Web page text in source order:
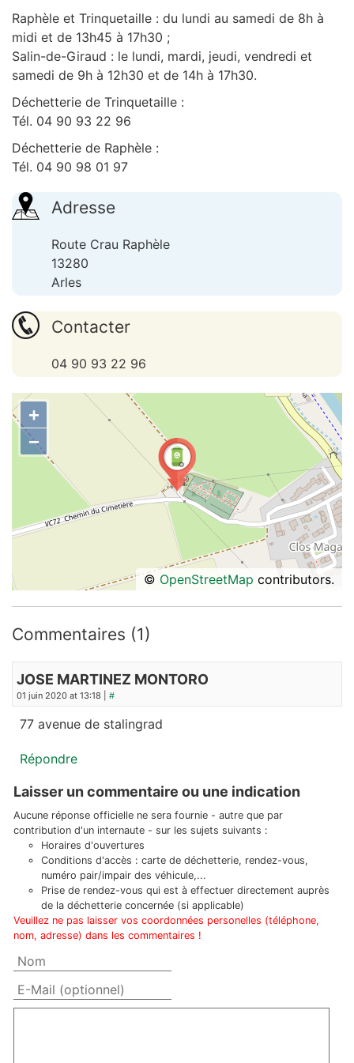
Raphèle et Trinquetaille : du lundi au samedi de 8h à
midi et de 13h45 à 17h30 ;
Salin-de-Giraud : le lundi, mardi, jeudi, vendredi et
samedi de 9h à 12h30 et de 14h à 17h30.
Déchetterie de Trinquetaille :
Tél. 04 90 93 22 96
Déchetterie de Raphèle :
Tél. 04 90 98 01 97
Adresse
Route Crau Raphèle
13280
Arles
Contacter
04 90 93 22 96
+
−
© OpenStreetMap contributors.
Commentaires (1)
JOSE MARTINEZ MONTORO
01 juin 2020 at 13:18 | #
77 avenue de stalingrad
Répondre
Laisser un commentaire ou une indication
Aucune réponse officielle ne sera fournie - autre que par
contribution d'un internaute - sur les sujets suivants :
Horaires d'ouvertures
Conditions d'accès : carte de déchetterie, rendez-vous,
numéro pair/impair des véhicule,...
Prise de rendez-vous qui est à effectuer directement auprès
de la déchetterie concernée (si applicable)
Veuillez ne pas laisser vos coordonnées personelles (téléphone,
nom, adresse) dans les commentaires !